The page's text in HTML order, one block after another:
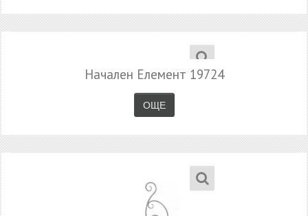
Начален Елемент 19724
ОЩЕ